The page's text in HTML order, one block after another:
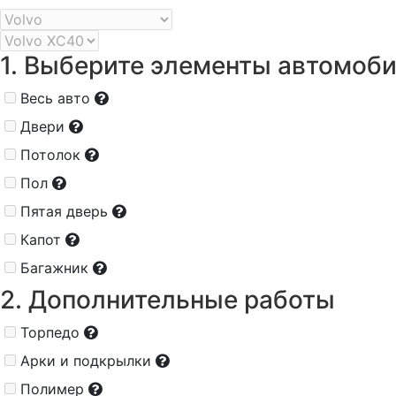
1. Выберите элементы
Весь авто
Двери
Потолок
Пол
Пятая дверь
Капот
Багажник
2. Дополнительные работы
Торпедо
Арки и подкрылки
Полимер